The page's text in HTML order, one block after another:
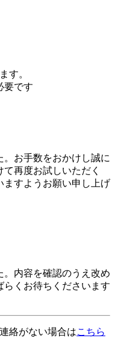
す。
要です
。お手数をおかけし誠に
再度お試しいただく
ますようお願い申し上げ
。内容を確認のうえ改め
くお待ちくださいます
絡がない場合はこちら